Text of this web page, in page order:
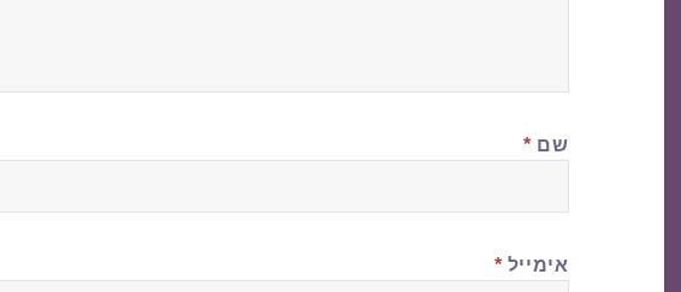
שם *
אימייל *